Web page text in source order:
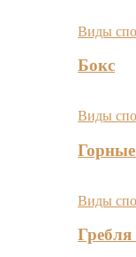
Виды
Бокс
Виды
Виды